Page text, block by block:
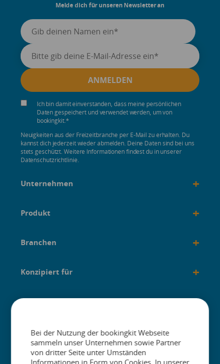
Melde dich für unseren Newsletter an
Ich bin damit einverstanden, dass meine persönlichen
Daten gespeichert und verwendet werden, um von
bookingkit.*
Neuigkeiten aus der Freizeitbranche per E-Mail zu erhalten. Du
kannst dich jederzeit wieder abmelden. Deine Daten sind bei uns
stets geschützt. Weitere Informationen findest du in unserer
Datenschutzrichtlinie.
Unternehmen +
Produkt +
Branchen +
Konzipiert für +
Anleitungen +
Bei der Nutzung der bookingkit Webseite
sammeln unser Unternehmen sowie Partner
von dritter Seite unter Umständen
Informationen in Form von Cookies. In unserer